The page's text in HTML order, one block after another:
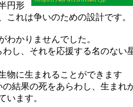
円形
これは争いのための設計です。
わかりませんでした。
し、それを応援する名のない
物に生まれることができます
結果の死をあらわし、生まれ
います。